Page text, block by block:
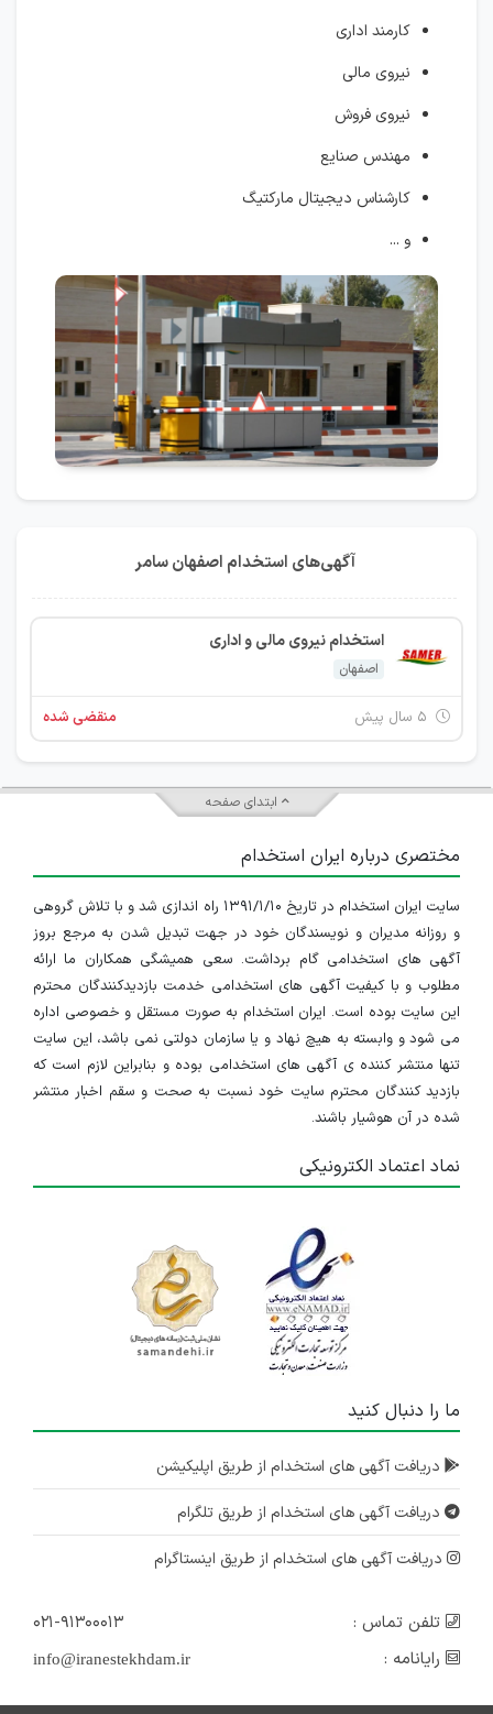
کارمند اداری
نیروی مالی
نیروی فروش
مهندس صنایع
کارشناس دیجیتال مارکتیگ
و ...
آگهی‌های استخدام اصفهان سامر
استخدام نیروی مالی و اداری
اصفهان
منقضی شده
ابتدای صفحه
مختصری درباره ایران استخدام
سایت ایران استخدام در تاریخ ۱۳۹۱/۱/۱۰ راه اندازی شد و با تلاش گروهی
و روزانه مدیران و نویسندگان خود در جهت تبدیل شدن به مرجع بروز
آگهی های استخدامی گام برداشت. سعی همیشگی همکاران ما ارائه
مطلوب و با کیفیت آگهی های استخدامی خدمت بازدیدکنندگان محترم
این سایت بوده است. ایران استخدام به صورت مستقل و خصوصی اداره
می شود و وابسته به هیچ نهاد و یا سازمان دولتی نمی باشد، این سایت
تنها منتشر کننده ی آگهی های استخدامی بوده و بنابراین لازم است که
بازدید کنندگان محترم سایت خود نسبت به صحت و سقم اخبار منتشر
شده در آن هوشیار باشند.
نماد اعتماد الکترونیکی
ما را دنبال کنید
دریافت آگهی های استخدام از طریق اپلیکیشن
دریافت آگهی های استخدام از طریق تلگرام
دریافت آگهی های استخدام از طریق اینستاگرام
تلفن تماس :
۰۲۱-۹۱۳۰۰۰۱۳
رایانامه :
info@iranestekhdam.ir